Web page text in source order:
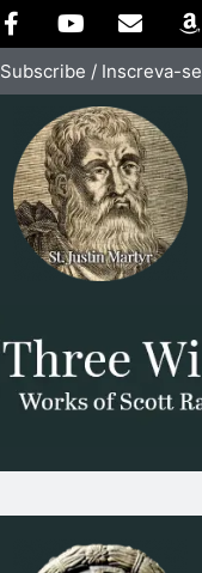
Subscribe / Inscreva-se